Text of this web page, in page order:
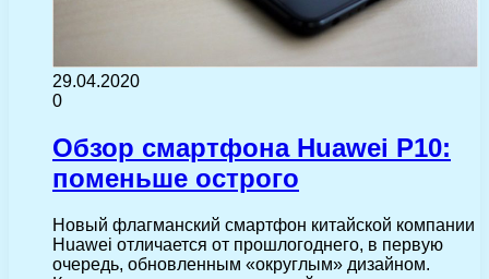
29.04.2020
0
Обзор смартфона Huawei P10:
поменьше острого
Новый флагманский смартфон китайской компании
Huawei отличается от прошлогоднего, в первую
очередь, обновленным «округлым» дизайном.